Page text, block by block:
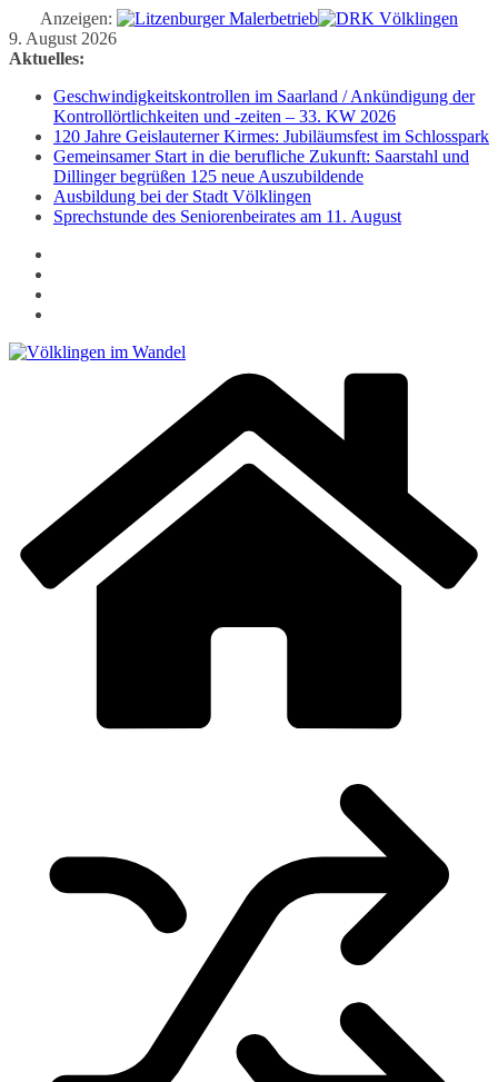
Anzeigen:
Zum
Inhalt
9. August 2026
Aktuelles:
Geschwindigkeitskontrollen im Saarland / Ankündigung der
Kontrollörtlichkeiten und -zeiten – 33. KW 2026
120 Jahre Geislauterner Kirmes: Jubiläumsfest im Schlosspark
Gemeinsamer Start in die berufliche Zukunft: Saarstahl und
Dillinger begrüßen 125 neue Auszubildende
Ausbildung bei der Stadt Völklingen
Sprechstunde des Seniorenbeirates am 11. August